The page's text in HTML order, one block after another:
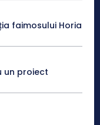
faimosului Horia
un proiect